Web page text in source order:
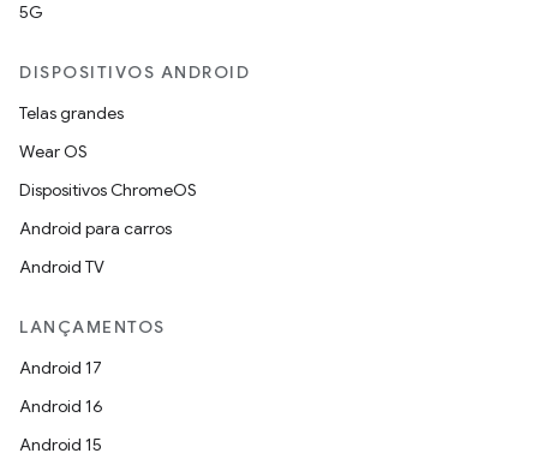
5G
DISPOSITIVOS ANDROID
Telas grandes
Wear OS
Dispositivos ChromeOS
Android para carros
Android TV
LANÇAMENTOS
Android 17
Android 16
Android 15